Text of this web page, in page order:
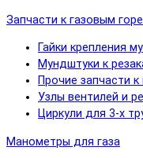
Запчасти к газовым
Гайки крепления
Мундштуки к
Прочие запчасти
Узлы вентилей и
Циркули для 3-х
Манометры для газа